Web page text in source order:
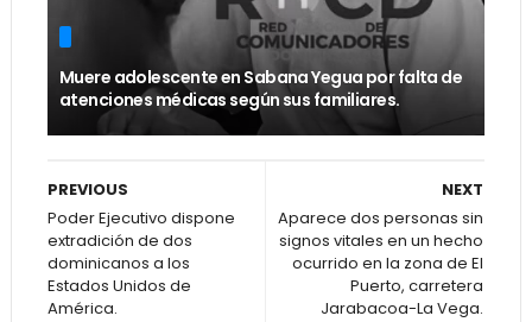
Muere adolescente en Sabana Yegua por falta de
atenciones médicas según sus familiares.
NEXT
Aparece dos personas sin
signos vitales en un hecho
ocurrido en la zona de El
Puerto, carretera
Jarabacoa-La Vega.
PREVIOUS
Poder Ejecutivo dispone
extradición de dos
dominicanos a los
Estados Unidos de
América.